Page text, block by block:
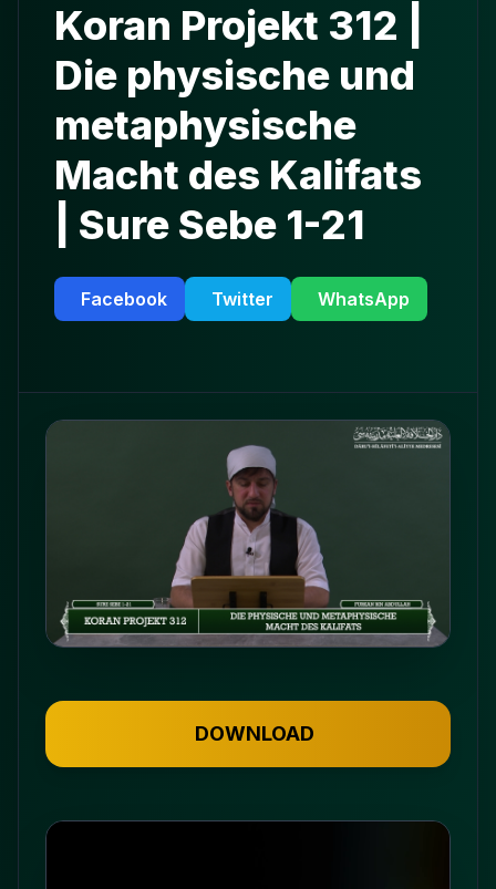
Koran Projekt 312 |
Die physische und
metaphysische
Macht des Kalifats
| Sure Sebe 1-21
Facebook Twitter WhatsApp
DOWNLOAD